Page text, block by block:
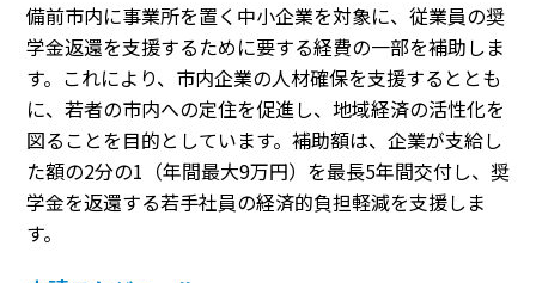
備前市内に事業所を置く中小企業を対象に、従業員の奨
学金返還を支援するために要する経費の一部を補助しま
す。これにより、市内企業の人材確保を支援するととも
に、若者の市内への定住を促進し、地域経済の活性化を
図ることを目的としています。補助額は、企業が支給し
た額の2分の1（年間最大9万円）を最長5年間交付し、奨
学金を返還する若手社員の経済的負担軽減を支援しま
す。